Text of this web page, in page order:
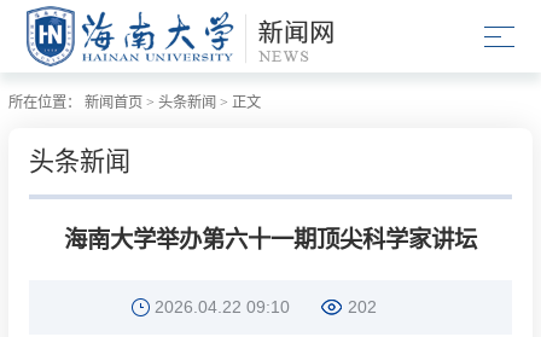
所在位置： 新闻首页 > 头条新闻 > 正文
头条新闻
海南大学举办第六十一期顶尖科学家讲坛
2026.04.22 09:10 202